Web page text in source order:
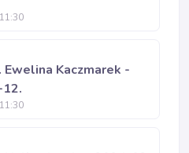
Ewelina Kaczmarek -